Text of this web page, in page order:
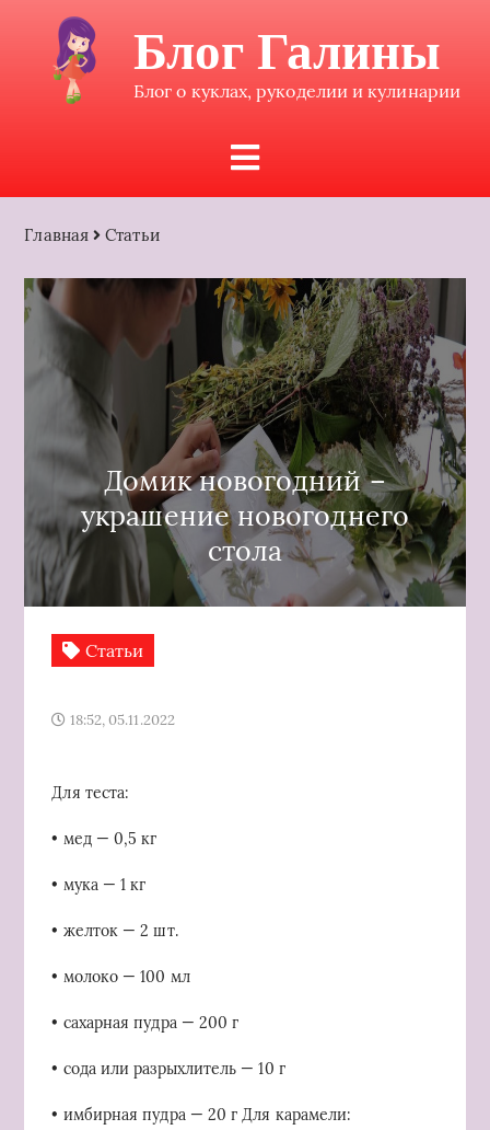
Блог Галины
Блог о куклах, рукоделии и кулинарии
Главная Статьи
Домик новогодний –
украшение новогоднего
стола
Статьи
18:52, 05.11.2022
Для теста:
• мед — 0,5 кг
• мука — 1 кг
• желток — 2 шт.
• молоко — 100 мл
• сахарная пудра — 200 г
• сода или разрыхлитель — 10 г
• имбирная пудра — 20 г Для карамели: